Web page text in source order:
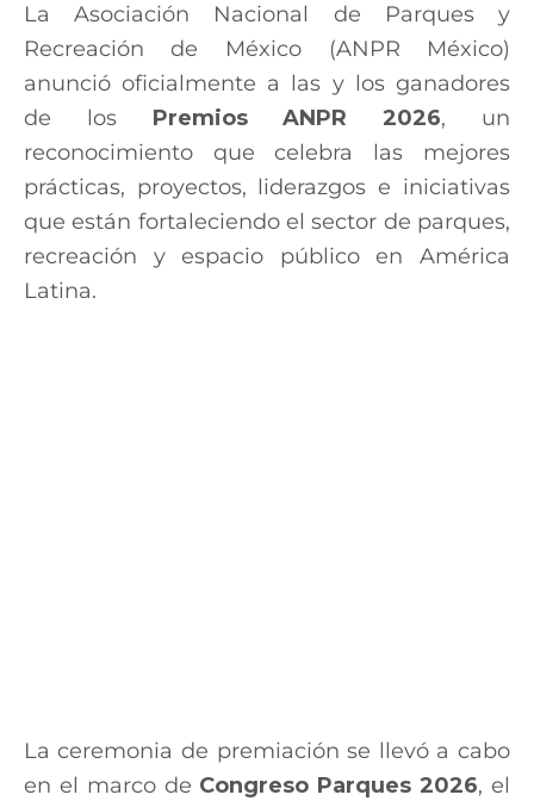
La Asociación Nacional de Parques y
Recreación de México (ANPR México)
anunció oficialmente a las y los ganadores
de los Premios ANPR 2026, un
reconocimiento que celebra las mejores
prácticas, proyectos, liderazgos e iniciativas
que están fortaleciendo el sector de parques,
recreación y espacio público en América
Latina.
La ceremonia de premiación se llevó a cabo
en el marco de Congreso Parques 2026, el